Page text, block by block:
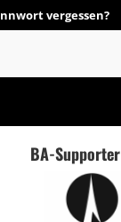
vergessen?
BA-Supporter